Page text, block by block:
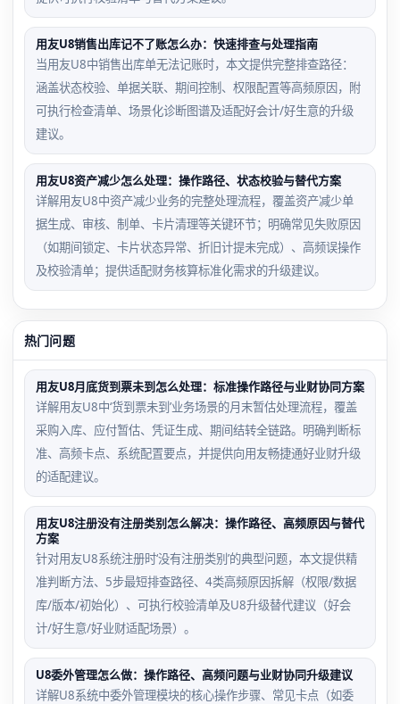
用友U8销售出库记不了账怎么办：快速排查与处理指南
当用友U8中销售出库单无法记账时，本文提供完整排查路径：
涵盖状态校验、单据关联、期间控制、权限配置等高频原因，附
可执行检查清单、场景化诊断图谱及适配好会计/好生意的升级
建议。
用友U8资产减少怎么处理：操作路径、状态校验与替代方案
详解用友U8中资产减少业务的完整处理流程，覆盖资产减少单
据生成、审核、制单、卡片清理等关键环节；明确常见失败原因
（如期间锁定、卡片状态异常、折旧计提未完成）、高频误操作
及校验清单；提供适配财务核算标准化需求的升级建议。
热门问题
用友U8月底货到票未到怎么处理：标准操作路径与业财协同方案
详解用友U8中‘货到票未到’业务场景的月末暂估处理流程，覆盖
采购入库、应付暂估、凭证生成、期间结转全链路。明确判断标
准、高频卡点、系统配置要点，并提供向用友畅捷通好业财升级
的适配建议。
用友U8注册没有注册类别怎么解决：操作路径、高频原因与替代
方案
针对用友U8系统注册时‘没有注册类别’的典型问题，本文提供精
准判断方法、5步最短排查路径、4类高频原因拆解（权限/数据
库/版本/初始化）、可执行校验清单及U8升级替代建议（好会
计/好生意/好业财适配场景）。
U8委外管理怎么做：操作路径、高频问题与业财协同升级建议
详解U8系统中委外管理模块的核心操作步骤、常见卡点（如委